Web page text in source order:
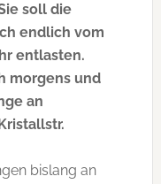
soll die
endlich vom
entlasten.
morgens und
an
bislang an